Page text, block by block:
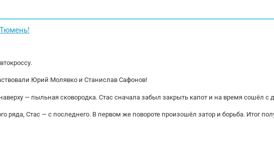
Сопровождаeм...
Юрий Молявко и Станислав Сафонов!
— пыльная сковородка. Стас сначала забыл закрыть капот и на время сошёл с
ряда, Стас — с последнего. В первом же повороте произошёл затор и борьба. Итог